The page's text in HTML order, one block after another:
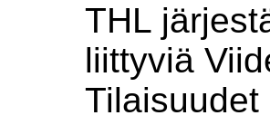
THL
liittyviä